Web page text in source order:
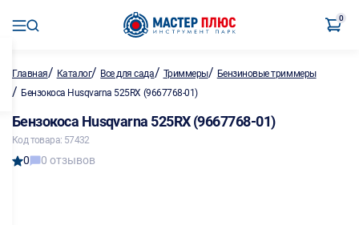
0
Главная/ Каталог/ Все для сада/ Триммеры/ Бензиновые триммеры
/ Бензокоса Husqvarna 525RX (9667768-01)
Бензокоса Husqvarna 525RX (9667768-01)
Код товара: 57432
0 0 отзывов